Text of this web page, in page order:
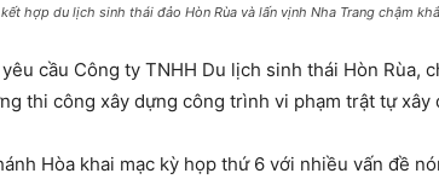
hợp du lịch sinh thái đảo Hòn Rùa và lấn vịnh Nha Trang chậm
cầu Công ty TNHH Du lịch sinh thái Hòn
thi công xây dựng công trình vi phạm trật tự xây
Hòa khai mạc kỳ họp thứ 6 với nhiều vấn đề